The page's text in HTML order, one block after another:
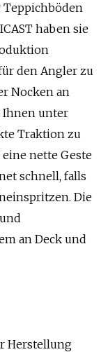
Teppichböden
haben sie
den Angler zu
Nocken an
Ihnen unter
Traktion zu
nette Geste
schnell, falls
Die
an Deck und
Herstellung